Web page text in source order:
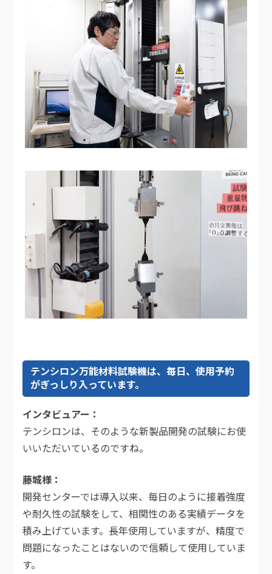
テンシロン万能材料試験機は、毎日、使用予約
がぎっしり入っています。
インタビュアー
テンシロンは、そのような新製品開発の試験にお使
いいただいているのですね。
藤城様
開発センターでは導入以来、毎日のように接着強度
や耐久性の試験をして、相関性のある実績データを
積み上げています。長年使用していますが、精度で
問題になったことはないので信頼して使用していま
す。